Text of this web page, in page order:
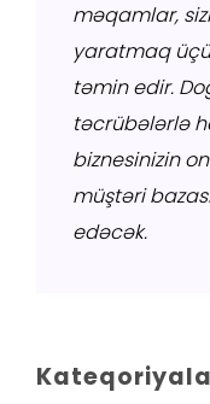
məqamlar,
yaratmaq
təmin edir.
təcrübələrlə
biznesinizin
müştəri
edəcək.